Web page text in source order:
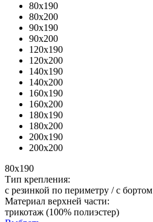
80x190
80x200
90x190
90x200
120x190
120x200
140x190
140x200
160x190
160x200
180x190
180x200
200x190
200x200
80x190
Тип крепления:
с резинкой по периметру / с бортом
Материал верхней части:
трикотаж (100% полиэстер)